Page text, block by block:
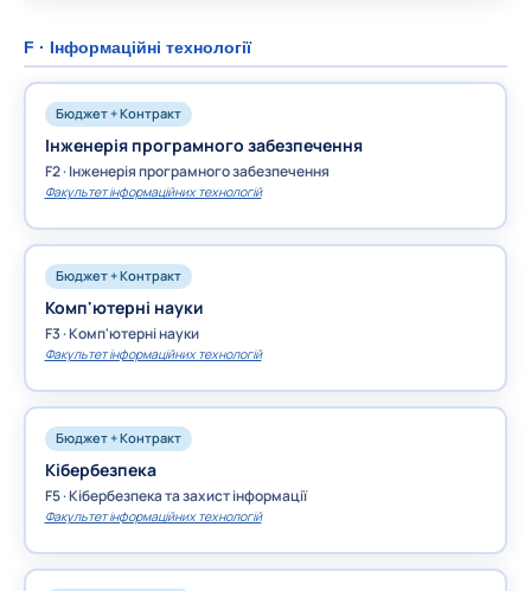
F · Інформаційні технології
Бюджет + Контракт
Інженерія програмного забезпечення
F2 · Інженерія програмного забезпечення
Факультет інформаційних технологій
Бюджет + Контракт
Комп'ютерні науки
F3 · Комп'ютерні науки
Факультет інформаційних технологій
Бюджет + Контракт
Кібербезпека
F5 · Кібербезпека та захист інформації
Факультет інформаційних технологій